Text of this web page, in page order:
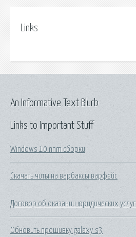
Links
Links to Important Stuff
Windows 10 nnm сборки
Скачать читы на варбаксы варфейс
Договор об оказании юридических услуг
Обновить прошивку galaxy s3
An Informative Text Blurb